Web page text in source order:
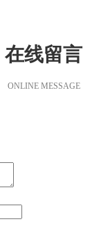
在线留言
ONLINE MESSAGE